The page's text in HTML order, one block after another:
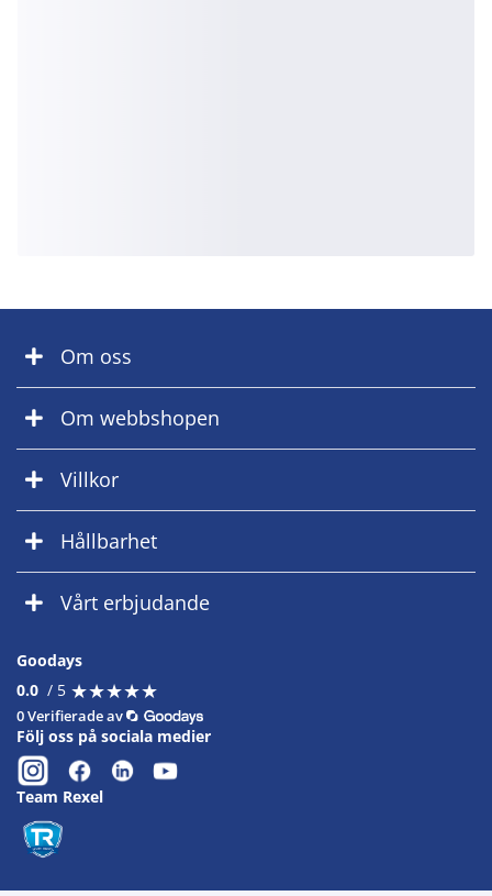
Om oss
Om webbshopen
Villkor
Hållbarhet
Vårt erbjudande
Goodays
0.0 / 5 ★★★★★
★★★★★
0 Verifierade av
Följ oss på sociala medier
Team Rexel